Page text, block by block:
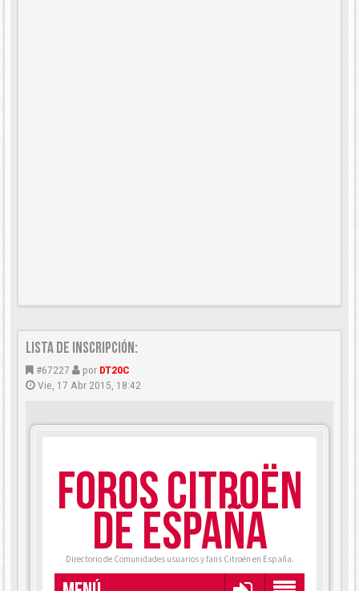
LISTA DE INSCRIPCIÓN:
#67227 por DT20C
Vie, 17 Abr 2015, 18:42